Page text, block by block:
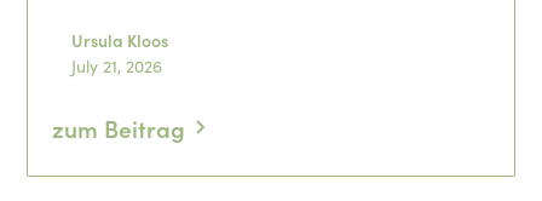
Ursula Kloos
July 21, 2026
zum Beitrag